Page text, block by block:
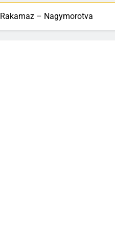
Rakamaz – Nagymorotva